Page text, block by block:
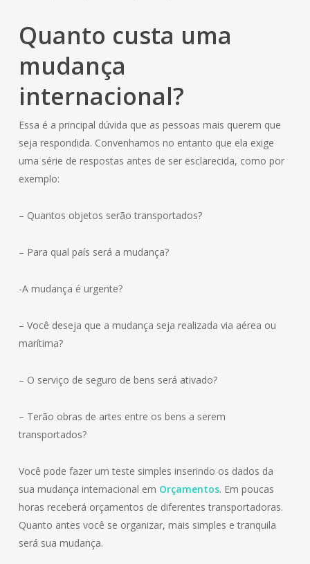
Quanto custa uma
mudança
internacional?
Essa é a principal dúvida que as pessoas mais querem que
seja respondida. Convenhamos no entanto que ela exige
uma série de respostas antes de ser esclarecida, como por
exemplo:
– Quantos objetos serão transportados?
– Para qual país será a mudança?
-A mudança é urgente?
– Você deseja que a mudança seja realizada via aérea ou
marítima?
– O serviço de seguro de bens será ativado?
– Terão obras de artes entre os bens a serem
transportados?
Você pode fazer um teste simples inserindo os dados da
sua mudança internacional em Orçamentos. Em poucas
horas receberá orçamentos de diferentes transportadoras.
Quanto antes você se organizar, mais simples e tranquila
será sua mudança.